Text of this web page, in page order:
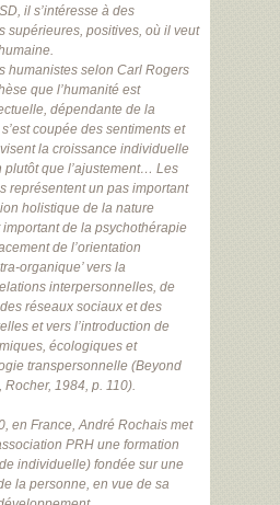
il s’intéresse à des
supérieures, positives, où il veut
humanistes selon Carl Rogers
que l’humanité est
dépendante de la
coupée des sentiments et
la croissance individuelle
plutôt que l’ajustement… Les
représentent un pas important
holistique de la nature
de la psychothérapie
de l’orientation
organique’ vers la
interpersonnelles, de
réseaux sociaux et des
et vers l’introduction de
écologiques et
transpersonnelle (Beyond
1984, p. 110).
en France, André Rochais met
PRH une formation
individuelle) fondée sur une
la personne, en vue de sa